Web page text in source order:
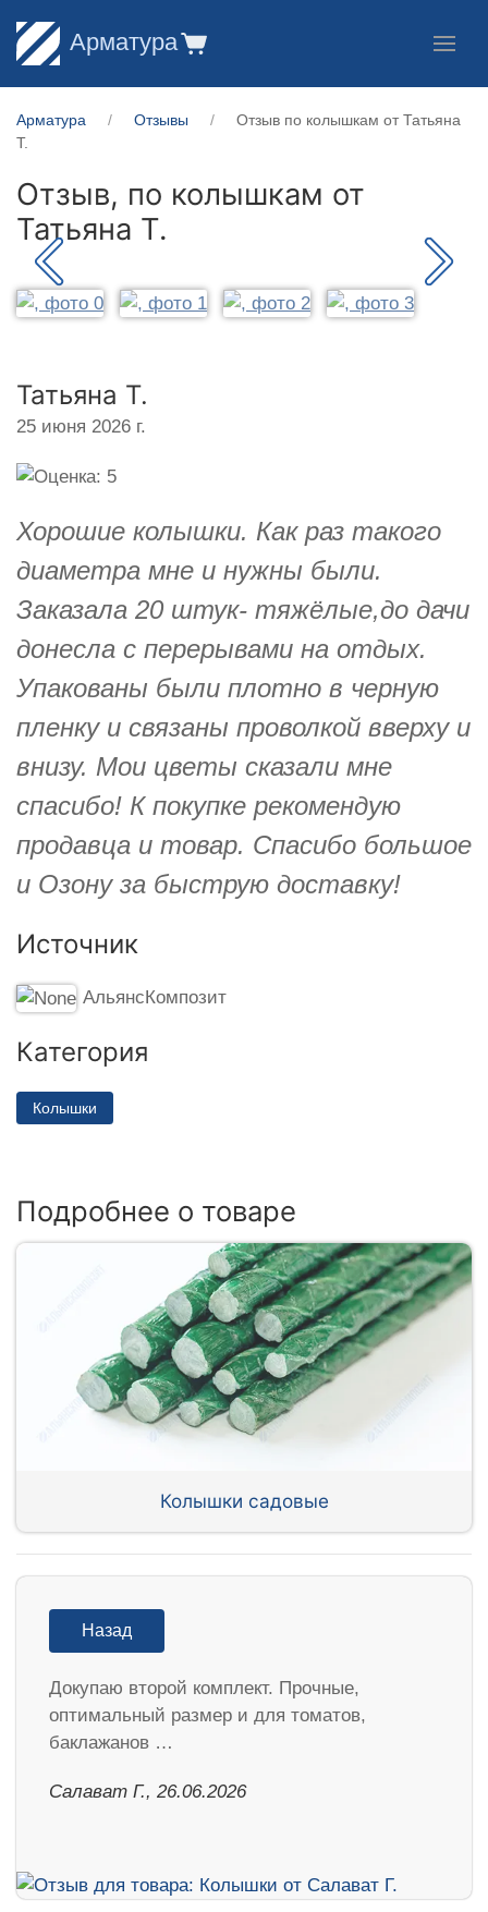
Арматура
Арматура Отзывы
Отзыв по колышкам от Татьяна
Т.
Отзыв, по колышкам от
Татьяна Т.
Татьяна Т.
25 июня 2026 г.
Хорошие колышки. Как раз такого
диаметра мне и нужны были.
Заказала 20 штук- тяжёлые,до дачи
донесла с перерывами на отдых.
Упакованы были плотно в черную
пленку и связаны проволкой вверху и
внизу. Мои цветы сказали мне
спасибо! К покупке рекомендую
продавца и товар. Спасибо большое
и Озону за быструю доставку!
Источник
АльянсКомпозит
Категория
Колышки
Подробнее о товаре
Колышки садовые
Назад
Докупаю второй комплект. Прочные,
оптимальный размер и для томатов,
баклажанов …
Салават Г., 26.06.2026